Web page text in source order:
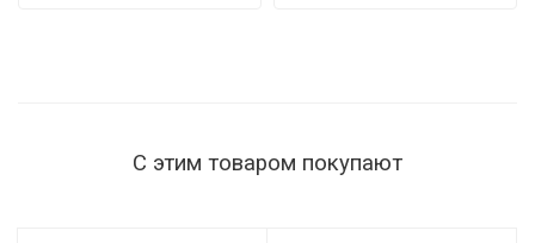
С этим товаром покупают